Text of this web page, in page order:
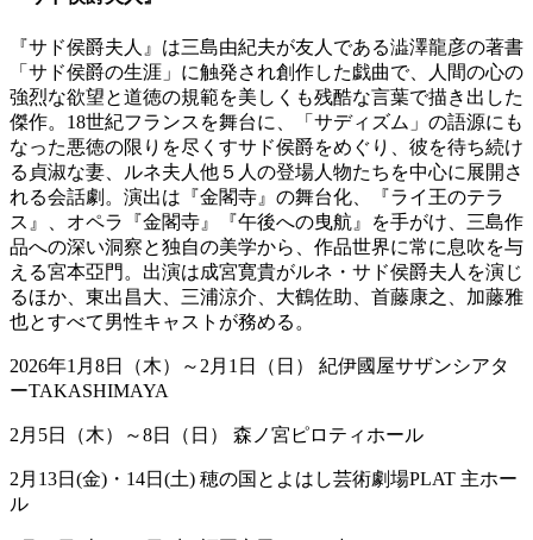
『サド侯爵夫人』は三島由紀夫が友人である澁澤龍彦の著書
「サド侯爵の生涯」に触発され創作した戯曲で、人間の心の
強烈な欲望と道徳の規範を美しくも残酷な言葉で描き出した
傑作。18世紀フランスを舞台に、「サディズム」の語源にも
なった悪徳の限りを尽くすサド侯爵をめぐり、彼を待ち続け
る貞淑な妻、ルネ夫人他５人の登場人物たちを中心に展開さ
れる会話劇。演出は『金閣寺』の舞台化、『ライ王のテラ
ス』、オペラ『金閣寺』『午後への曳航』を手がけ、三島作
品への深い洞察と独自の美学から、作品世界に常に息吹を与
える宮本亞門。出演は成宮寛貴がルネ・サド侯爵夫人を演じ
るほか、東出昌大、三浦涼介、大鶴佐助、首藤康之、加藤雅
也とすべて男性キャストが務める。
2026年1月8日（木）～2月1日（日） 紀伊國屋サザンシアタ
ーTAKASHIMAYA
2月5日（木）～8日（日） 森ノ宮ピロティホール
2月13日(金)・14日(土) 穂の国とよはし芸術劇場PLAT 主ホー
ル